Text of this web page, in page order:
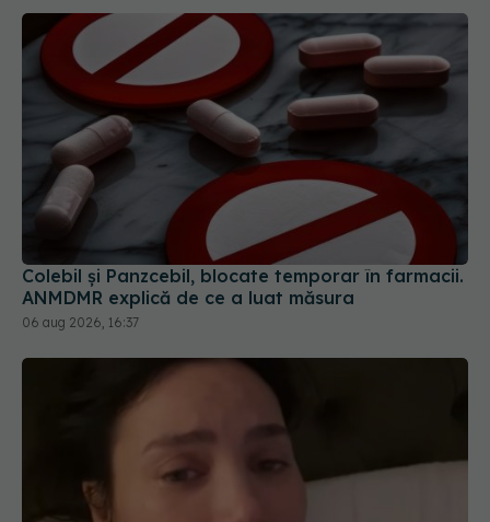
Colebil și Panzcebil, blocate temporar în farmacii.
ANMDMR explică de ce a luat măsura
06 aug 2026, 16:37